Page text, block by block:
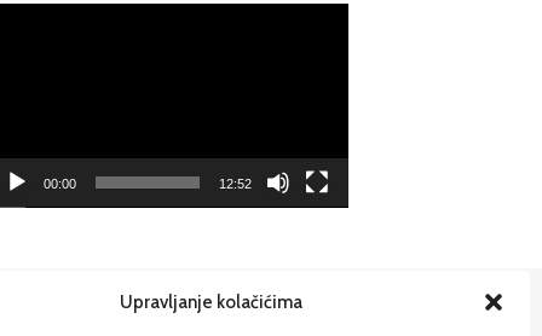
Upravljanje kolačićima
00:00 12:52